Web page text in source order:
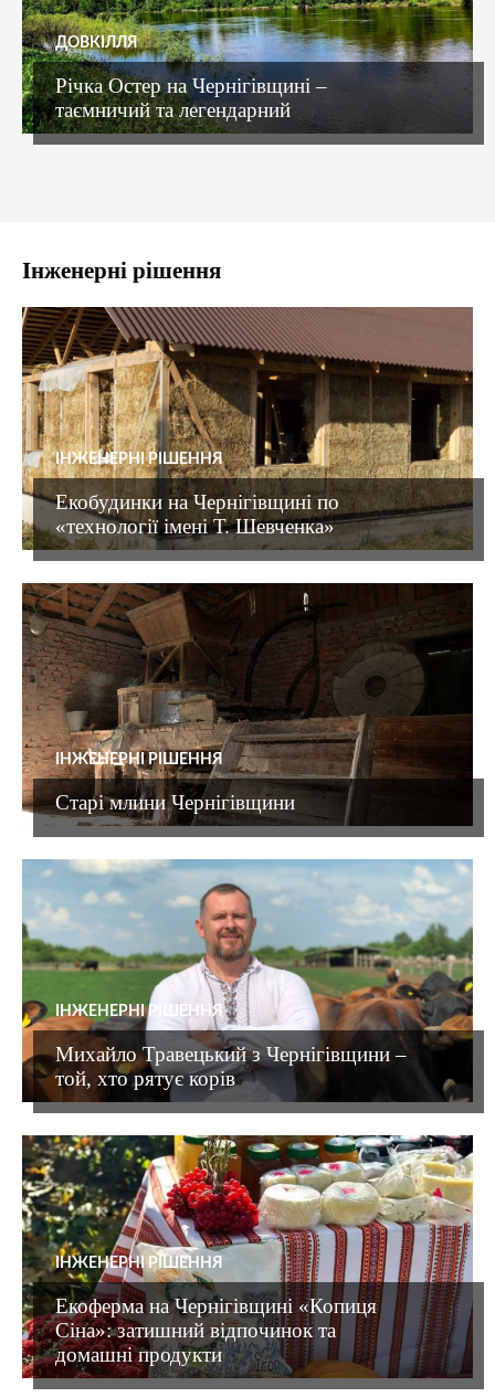
ДОВКІЛЛЯ
Річка Остер на Чернігівщині –
таємничий та легендарний
Інженерні рішення
ІНЖЕНЕРНІ РІШЕННЯ
Екобудинки на Чернігівщині по
«технології імені Т. Шевченка»
ІНЖЕНЕРНІ РІШЕННЯ
Старі млини Чернігівщини
ІНЖЕНЕРНІ РІШЕННЯ
Михайло Травецький з Чернігівщини –
той, хто рятує корів
ІНЖЕНЕРНІ РІШЕННЯ
Екоферма на Чернігівщині «Копиця
Сіна»: затишний відпочинок та
домашні продукти